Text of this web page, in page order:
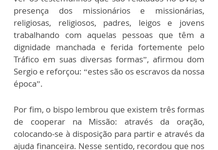
presença dos missionários e missionárias,
religiosas, religiosos, padres, leigos e jovens
trabalhando com aquelas pessoas que têm a
dignidade manchada e ferida fortemente pelo
Tráfico em suas diversas formas”, afirmou dom
Sergio e reforçou: “estes são os escravos da nossa
época”.
Por fim, o bispo lembrou que existem três formas
de cooperar na Missão: através da oração,
colocando-se à disposição para partir e através da
ajuda financeira. Nesse sentido, recordou que nos